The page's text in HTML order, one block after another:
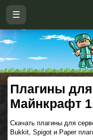
☰
Плагины
Майнкрафт
Скачать плагины для
Bukkit, Spigot и Paper